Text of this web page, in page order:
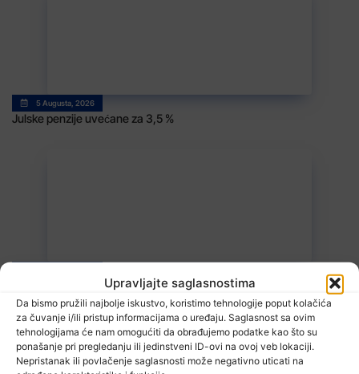
Upravljajte saglasnostima
Da bismo pružili najbolje iskustvo, koristimo tehnologije poput kolačića
za čuvanje i/ili pristup informacijama o uređaju. Saglasnost sa ovim
tehnologijama će nam omogućiti da obrađujemo podatke kao što su
ponašanje pri pregledanju ili jedinstveni ID-ovi na ovoj veb lokaciji.
Nepristanak ili povlačenje saglasnosti može negativno uticati na
5 Augusta, 2026
Julske penzije uvećane za 3,5 %
MUP TK: Istražitelji Sektora kriminalističke policije rasvijetlili
krivična djela Prijevara, osumnjičenom licu oduzeta sloboda